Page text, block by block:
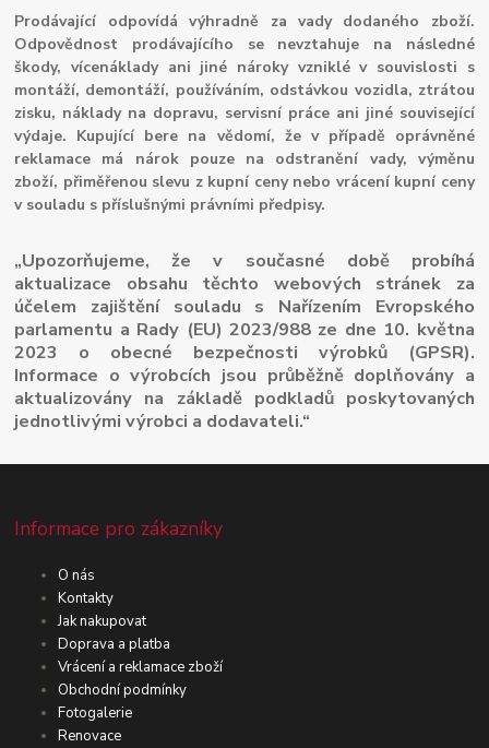
Prodávající odpovídá výhradně za vady dodaného zboží.
Odpovědnost prodávajícího se nevztahuje na následné
škody, vícenáklady ani jiné nároky vzniklé v souvislosti s
montáží, demontáží, používáním, odstávkou vozidla, ztrátou
zisku, náklady na dopravu, servisní práce ani jiné související
výdaje. Kupující bere na vědomí, že v případě oprávněné
reklamace má nárok pouze na odstranění vady, výměnu
zboží, přiměřenou slevu z kupní ceny nebo vrácení kupní ceny
v souladu s příslušnými právními předpisy.
„Upozorňujeme, že v současné době probíhá
aktualizace obsahu těchto webových stránek za
účelem zajištění souladu s Nařízením Evropského
parlamentu a Rady (EU) 2023/988 ze dne 10. května
2023 o obecné bezpečnosti výrobků (GPSR).
Informace o výrobcích jsou průběžně doplňovány a
aktualizovány na základě podkladů poskytovaných
jednotlivými výrobci a dodavateli.“
Informace pro zákazníky
O nás
Kontakty
Jak nakupovat
Doprava a platba
Vrácení a reklamace zboží
Obchodní podmínky
Fotogalerie
Renovace